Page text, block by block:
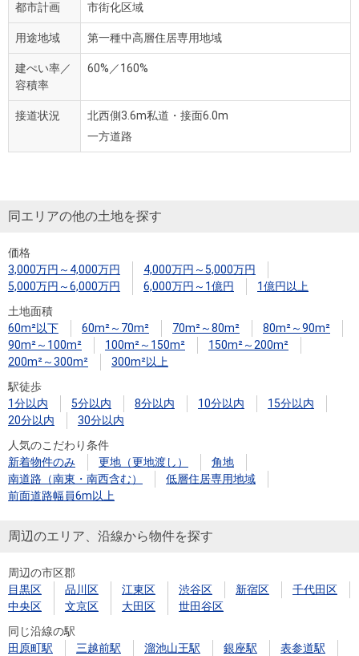
都市計画 市街化区域
用途地域 第一種中高層住居専用地域
建ぺい率／
容積率
60%／160%
接道状況
北西側3.6m私道・接面6.0m
一方道路
同エリアの他の土地を探す
価格
3,000万円～4,000万円
4,000万円～5,000万円
5,000万円～6,000万円
6,000万円～1億円
1億円以上
土地面積
60m²以下
60m²～70m² 70m²～80m²
80m²～90m²
90m²～100m²
100m²～150m²
150m²～200m²
200m²～300m²
300m²以上
駅徒歩
1分以内
5分以内 8分以内 10分以内
15分以内
20分以内
30分以内
人気のこだわり条件
新着物件のみ
更地（更地渡し）
角地
南道路（南東・南西含む）
低層住居専用地域
前面道路幅員6m以上
周辺のエリア、沿線から物件を探す
周辺の市区郡
目黒区
品川区 江東区 渋谷区 新宿区
千代田区
中央区
文京区 大田区
世田谷区
同じ沿線の駅
田原町駅
三越前駅 溜池山王駅 銀座駅
表参道駅